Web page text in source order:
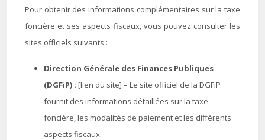
Pour obtenir des informations complémentaires sur la taxe
foncière et ses aspects fiscaux, vous pouvez consulter les
sites officiels suivants :
Direction Générale des Finances Publiques
(DGFiP) : [lien du site] – Le site officiel de la DGFiP
fournit des informations détaillées sur la taxe
foncière, les modalités de paiement et les différents
aspects fiscaux.